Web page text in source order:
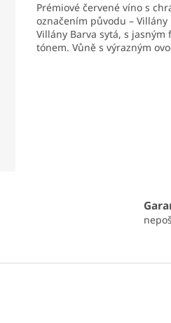
Prémiové červené víno s
označením původu – Villány
Villány Barva sytá, s jasným
tónem. Vůně s výrazným